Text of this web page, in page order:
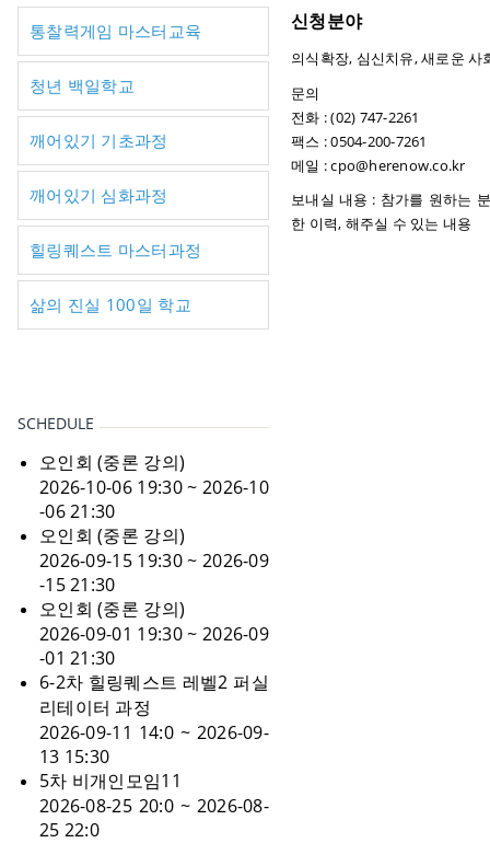
통찰력게임 마스터교육
청년 백일학교
깨어있기 기초과정
깨어있기 심화과정
힐링퀘스트 마스터과정
삶의 진실 100일 학교
신청분야
의식확장, 심신치유, 새로운 사
문의
전화 : (02) 747-2261
팩스 : 0504-200-7261
메일 : cpo@herenow.co.kr
보내실 내용 : 참가를 원하는
한 이력, 해주실 수 있는 내용
SCHEDULE
오인회 (중론 강의)
2026-10-06 19:30 ~ 2026-10
-06 21:30
오인회 (중론 강의)
2026-09-15 19:30 ~ 2026-09
-15 21:30
오인회 (중론 강의)
2026-09-01 19:30 ~ 2026-09
-01 21:30
6-2차 힐링퀘스트 레벨2 퍼실
리테이터 과정
2026-09-11 14:0 ~ 2026-09-
13 15:30
5차 비개인모임11
2026-08-25 20:0 ~ 2026-08-
25 22:0